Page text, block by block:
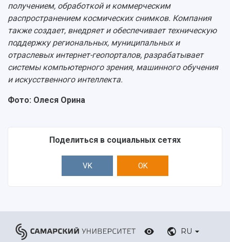
получением, обработкой и коммерческим
распространением космических снимков. Компания
также создает, внедряет и обеспечивает техническую
поддержку региональных, муниципальных и
отраслевых интернет-геопорталов, разрабатывает
системы компьютерного зрения, машинного обучения
и искусственного интеллекта.
Фото: Олеся Орина
Поделиться в социальных сетях
VK OK
RU